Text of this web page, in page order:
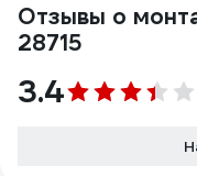
Отзывы о
28715
3.4